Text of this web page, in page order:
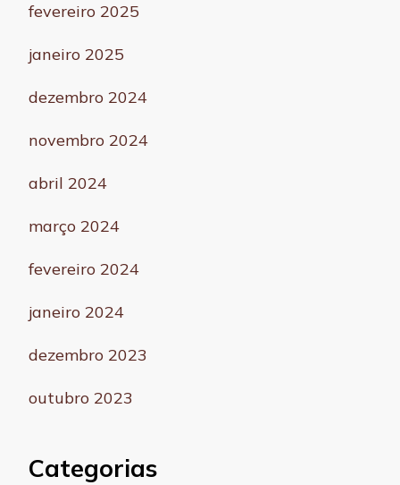
fevereiro 2025
janeiro 2025
dezembro 2024
novembro 2024
abril 2024
março 2024
fevereiro 2024
janeiro 2024
dezembro 2023
outubro 2023
Categorias